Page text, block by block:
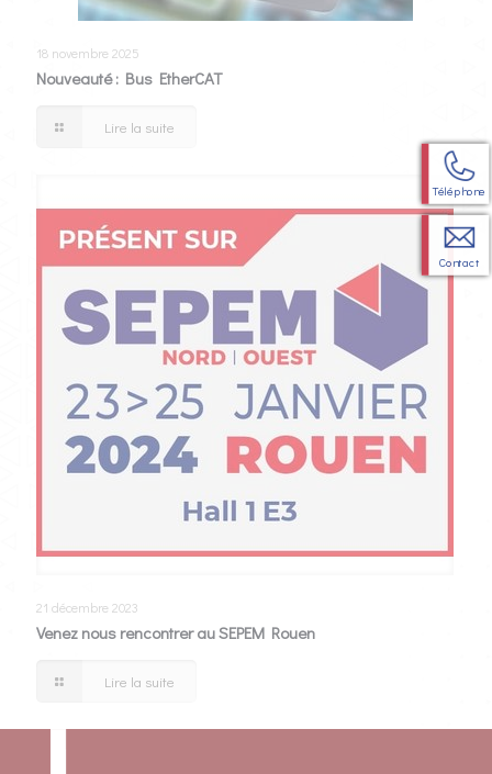
18 novembre 2025
Nouveauté : Bus EtherCAT
Lire la suite
21 décembre 2023
Venez nous rencontrer au SEPEM Rouen
Lire la suite
Téléphone
Contact